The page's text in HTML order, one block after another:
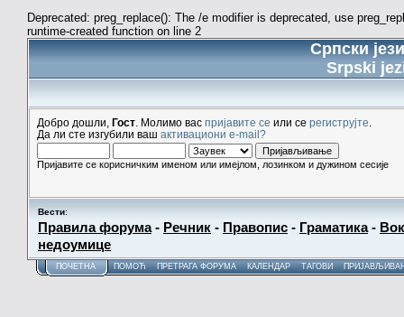
Deprecated: preg_replace(): The /e modifier is deprecated, use
runtime-created function on line 2
Српски
Srpski
Добро дошли, Гост . Молимо вас пријавите се или се региструјте
Да ли сте изгубили ваш активациони e-mail?
Пријавите се корисничким именом или имејлом, лозинком и дужином сесије
Вести:
Правила форума- Речник - Правопис - Граматика-
недоумице
ПОЧЕТНА ПОМОЋ ПРЕТРАГА ФОРУМА КАЛЕНДАР ТАГОВИ